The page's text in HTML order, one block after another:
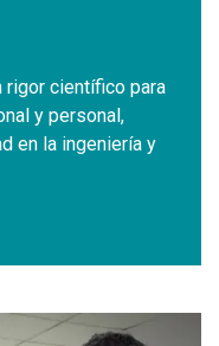
científico para
y personal,
en la ingeniería y